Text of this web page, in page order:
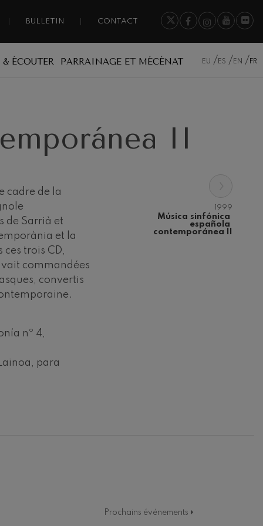
BULLETIN CONTACT
ÉCOUTER PARRAINAGE ET MÉCÉNAT EU ES EN FR
II
cadre de la
de Sarrià et
et la
trois CD,
commandées
convertis
nº 4,
para
1999
Música sinfónica
española
contemporánea II
Prochains événements